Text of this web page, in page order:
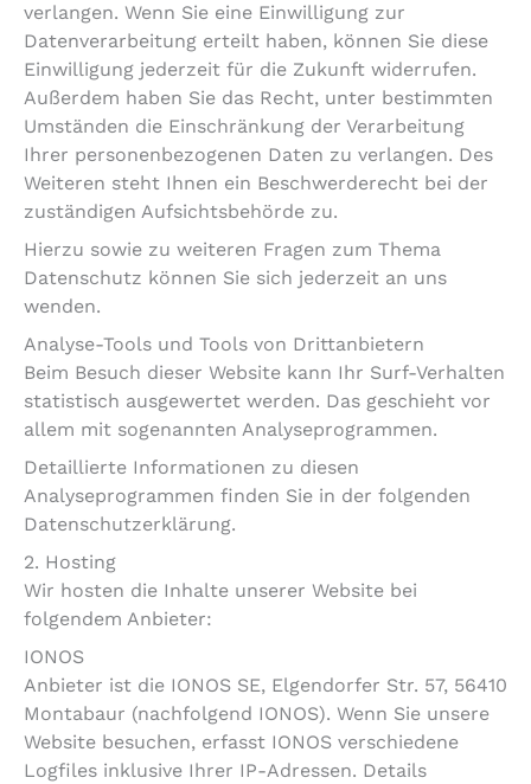
verlangen. Wenn Sie eine Einwilligung zur
Datenverarbeitung erteilt haben, können Sie diese
Einwilligung jederzeit für die Zukunft widerrufen.
Außerdem haben Sie das Recht, unter bestimmten
Umständen die Einschränkung der Verarbeitung
Ihrer personenbezogenen Daten zu verlangen. Des
Weiteren steht Ihnen ein Beschwerderecht bei der
zuständigen Aufsichtsbehörde zu.
Hierzu sowie zu weiteren Fragen zum Thema
Datenschutz können Sie sich jederzeit an uns
wenden.
Analyse-Tools und Tools von Dritt­anbietern
Beim Besuch dieser Website kann Ihr Surf-Verhalten
statistisch ausgewertet werden. Das geschieht vor
allem mit sogenannten Analyseprogrammen.
Detaillierte Informationen zu diesen
Analyseprogrammen finden Sie in der folgenden
Datenschutzerklärung.
2. Hosting
Wir hosten die Inhalte unserer Website bei
folgendem Anbieter:
IONOS
Anbieter ist die IONOS SE, Elgendorfer Str. 57, 56410
Montabaur (nachfolgend IONOS). Wenn Sie unsere
Website besuchen, erfasst IONOS verschiedene
Logfiles inklusive Ihrer IP-Adressen. Details